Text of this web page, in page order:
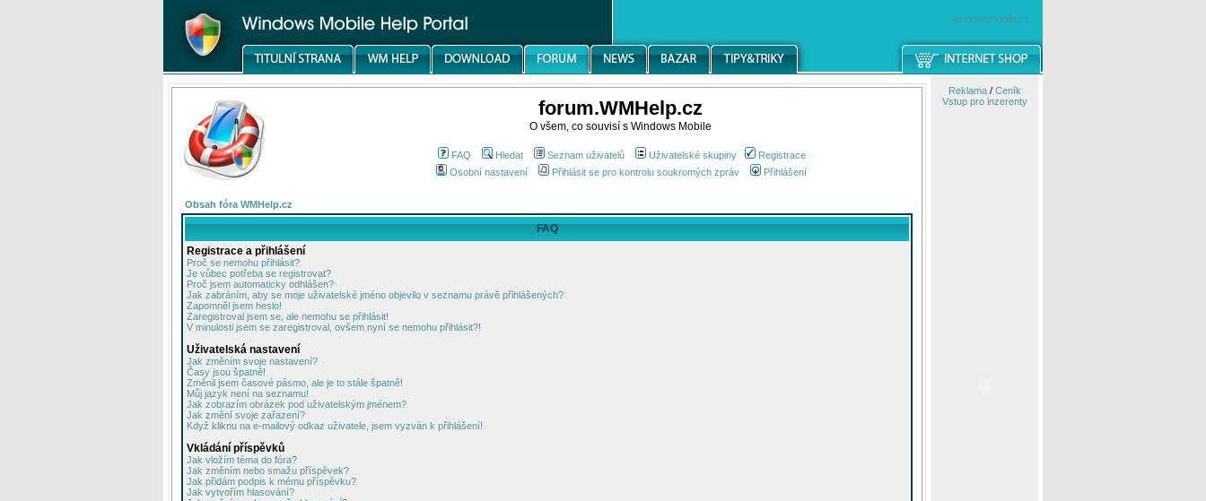
windowsmobile.cz
forum.WMHelp.cz
O všem, co souvisí s Windows Mobile
FAQ Hledat Seznam uživatelů Uživatelské skupiny
Registrace
Osobní nastavení
Přihlásit se pro kontrolu soukromých zpráv Přihlášení
Obsah fóra WMHelp.cz
FAQ
Registrace a přihlášení
Proč se nemohu přihlásit?
Je vůbec potřeba se registrovat?
Proč jsem automaticky odhlášen?
Jak zabráním, aby se moje uživatelské jméno objevilo v seznamu právě přihlášených?
Zapomněl jsem heslo!
Zaregistroval jsem se, ale nemohu se přihlásit!
V minulosti jsem se zaregistroval, ovšem nyní se nemohu přihlásit?!
Uživatelská nastavení
Jak změním svoje nastavení?
Časy jsou špatně!
Změnil jsem časové pásmo, ale je to stále špatně!
Můj jazyk není na seznamu!
Jak zobrazím obrázek pod uživatelským jménem?
Jak změní svoje zařazení?
Když kliknu na e-mailový odkaz uživatele, jsem vyzván k přihlášení!
Vkládání příspěvků
Jak vložím téma do fóra?
Jak změním nebo smažu příspěvek?
Jak přidám podpis k mému příspěvku?
Jak vytvořím hlasování?
Reklama/ Ceník
Vstup pro inzerenty